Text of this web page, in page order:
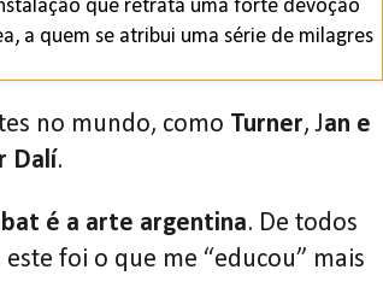
que retrata uma forte devoção
a quem se atribui uma série de milagres
no mundo, como Turner, Jan e
Dalí.
é a arte argentina. De todos
foi o que me “educou” mais